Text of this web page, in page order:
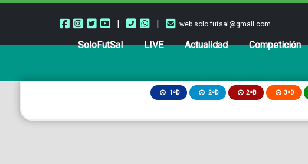
| | web.solo.futsal@gmail.com
SoloFutSal LIVE Actualidad Competición
1ªD 2ªD 2ªB 3ªD